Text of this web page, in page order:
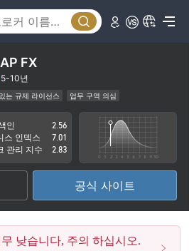
FX
5-10년
는 규제 라이선스
업무 구역 의심
위험성이 높음
인
2.56
스 인덱스
7.01
관리 지수
2.83
공식 사이트
낮습니다, 주의 하십시오.